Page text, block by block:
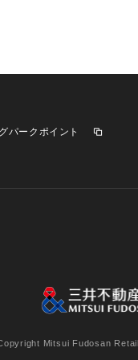
パークポイント
報保護方針 個人情報の
Mitsui Fudosan